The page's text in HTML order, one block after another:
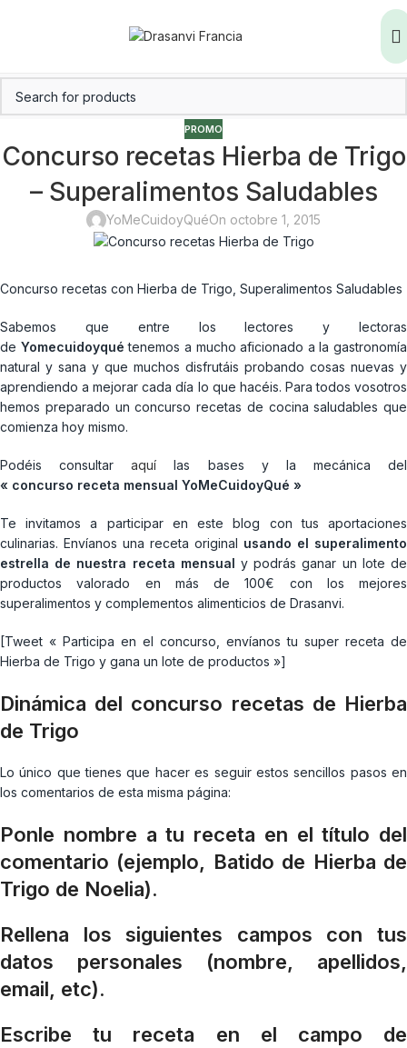
PROMO
Concurso recetas Hierba de Trigo
– Superalimentos Saludables
YoMeCuidoyQuéOn octobre 1, 2015
Concurso recetas con Hierba de Trigo, Superalimentos Saludables
Sabemos que entre los lectores y lectoras
de Yomecuidoyqué tenemos a mucho aficionado a la gastronomía
natural y sana y que muchos disfrutáis probando cosas nuevas y
aprendiendo a mejorar cada día lo que hacéis. Para todos vosotros
hemos preparado un concurso recetas de cocina saludables que
comienza hoy mismo.
Podéis consultaraquí las bases y la mecánica del
« concurso receta mensual YoMeCuidoyQué »
Te invitamos a participar en este blog con tus aportaciones
culinarias. Envíanos una receta original usando el superalimento
estrella de nuestra receta mensual y podrás ganar un lote de
productos valorado en más de 100€ con los mejores
superalimentos y complementos alimenticios de Drasanvi.
[Tweet « Participa en el concurso, envíanos tu super receta de
Hierba de Trigo y gana un lote de productos »]
Dinámica del concurso recetas de Hierba
de Trigo
Lo único que tienes que hacer es seguir estos sencillos pasos en
los comentarios de esta misma página:
Ponle nombre a tu receta en el título del
comentario (ejemplo, Batido de Hierba de
Trigo de Noelia).
Rellena los siguientes campos con tus
datos personales (nombre, apellidos,
email, etc).
Escribe tu receta en el campo de